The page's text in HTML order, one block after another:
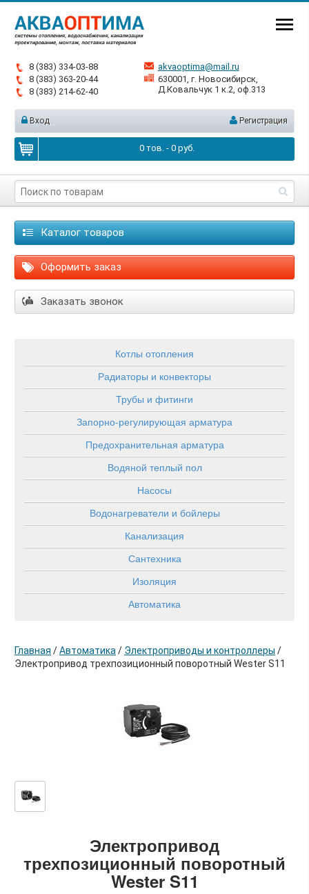
8 (383) 334-03-88
8 (383) 363-20-44
8 (383) 214-62-40
akvaoptima@mail.ru
630001, г. Новосибирск,
Д.Ковальчук 1 к.2, оф.313
Вход Регистрация
0тов. - 0руб.
Каталог товаров
Оформить заказ
Заказать звонок
Котлы отопления
Радиаторы и конвекторы
Трубы и фитинги
Запорно-регулирующая арматура
Предохранительная арматура
Водяной теплый пол
Насосы
Водонагреватели и бойлеры
Канализация
Сантехника
Изоляция
Автоматика
Главная /Автоматика/ Электроприводы и контроллеры /
Электропривод трехпозиционный поворотный Wester S11
Электропривод
трехпозиционный поворотный
Wester S11